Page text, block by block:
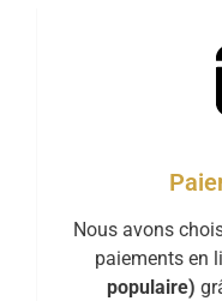
Nous avons
paiements en
populaire)